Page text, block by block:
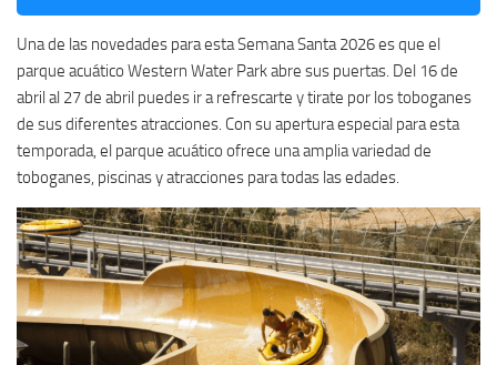
Una de las novedades para esta Semana Santa 2026 es que el
parque acuático Western Water Park abre sus puertas. Del 16 de
abril al 27 de abril puedes ir a refrescarte y tirate por los toboganes
de sus diferentes atracciones. Con su apertura especial para esta
temporada, el parque acuático ofrece una amplia variedad de
toboganes, piscinas y atracciones para todas las edades.